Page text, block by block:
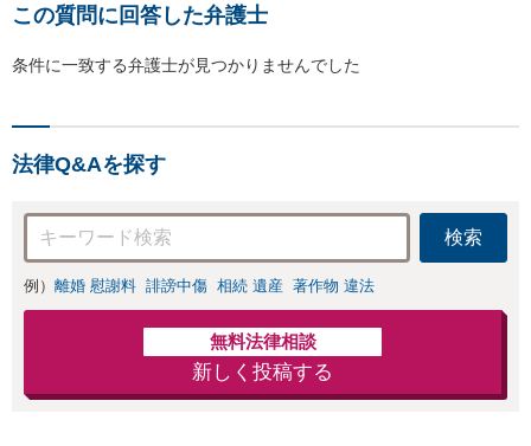
この質問に回答した弁護士
条件に一致する弁護士が見つかりませんでした
法律Q&Aを探す
検索
例） 離婚 慰謝料 誹謗中傷 相続 遺産 著作物 違法
無料法律相談
新しく投稿する